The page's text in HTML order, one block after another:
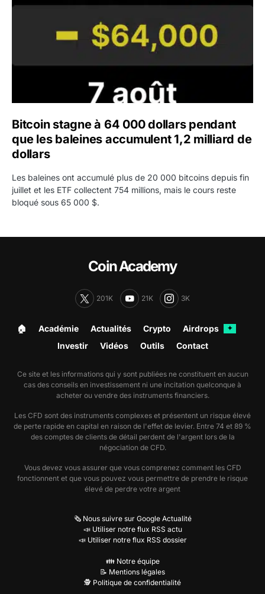
Bitcoin stagne à 64 000 dollars pendant
que les baleines accumulent 1,2 milliard de
dollars
Les baleines ont accumulé plus de 20 000 bitcoins depuis fin
juillet et les ETF collectent 754 millions, mais le cours reste
bloqué sous 65 000 $.
Coin Academy
201K 21K 3K
🏠︎ Académie Actualités Crypto Airdrops ✦
Investir Vidéos Outils Contact
Ce site et les informations qui y sont publiées ne constituent en aucun
cas des conseils en investissement ni une incitation quelconque à
acheter ou vendre des instruments financiers.
Les CFD sont des instruments complexes et présentent un risque élevé
de perte rapide en capital en raison de l'effet de levier. Entre 74 et 89 %
des comptes de clients de détail perdent de l'argent lors de la
négociation de CFD.
Vous devez vous assurer que vous comprenez comment les CFD
fonctionnent et que vous pouvez vous permettre de prendre le risque
élevé de perdre votre argent
🗞️ Nous suivre sur Google Actualité
📣 Utiliser notre flux RSS actu
📣 Utiliser notre flux RSS dossier
👪 Notre équipe
📝 Mentions légales
🕵️ Politique de confidentialité